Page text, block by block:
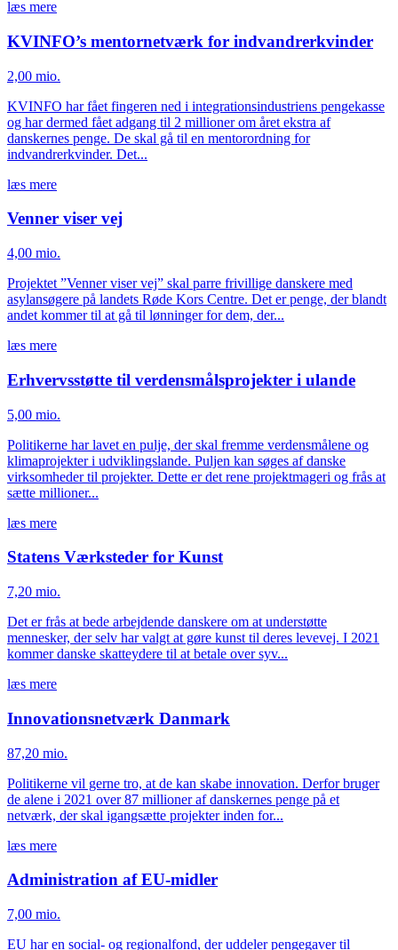
læs mere
KVINFO’s mentornetværk for indvandrerkvinder
2,00 mio.
KVINFO har fået fingeren ned i integrationsindustriens pengekasse
og har dermed fået adgang til 2 millioner om året ekstra af
danskernes penge. De skal gå til en mentorordning for
indvandrerkvinder. Det...
læs mere
Venner viser vej
4,00 mio.
Projektet ”Venner viser vej” skal parre frivillige danskere med
asylansøgere på landets Røde Kors Centre. Det er penge, der blandt
andet kommer til at gå til lønninger for dem, der...
læs mere
Erhvervsstøtte til verdensmålsprojekter i ulande
5,00 mio.
Politikerne har lavet en pulje, der skal fremme verdensmålene og
klimaprojekter i udviklingslande. Puljen kan søges af danske
virksomheder til projekter. Dette er det rene projektmageri og frås at
sætte millioner...
læs mere
Statens Værksteder for Kunst
7,20 mio.
Det er frås at bede arbejdende danskere om at understøtte
mennesker, der selv har valgt at gøre kunst til deres levevej. I 2021
kommer danske skatteydere til at betale over syv...
læs mere
Innovationsnetværk Danmark
87,20 mio.
Politikerne vil gerne tro, at de kan skabe innovation. Derfor bruger
de alene i 2021 over 87 millioner af danskernes penge på et
netværk, der skal igangsætte projekter inden for...
læs mere
Administration af EU-midler
7,00 mio.
EU har en social- og regionalfond, der uddeler pengegaver til